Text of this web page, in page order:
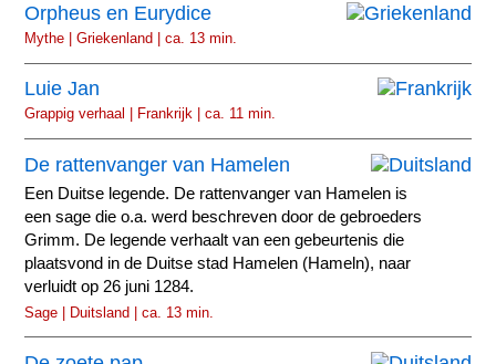
Orpheus en Eurydice
Mythe | Griekenland | ca. 13 min.
Luie Jan
Grappig verhaal | Frankrijk | ca. 11 min.
De rattenvanger van Hamelen
Een Duitse legende. De rattenvanger van Hamelen is
een sage die o.a. werd beschreven door de gebroeders
Grimm. De legende verhaalt van een gebeurtenis die
plaatsvond in de Duitse stad Hamelen (Hameln), naar
verluidt op 26 juni 1284.
Sage | Duitsland | ca. 13 min.